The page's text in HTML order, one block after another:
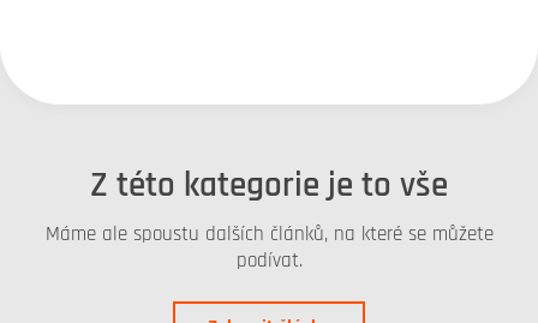
Z této kategorie je to vše
Máme ale spoustu dalších článků, na které se můžete
podívat.